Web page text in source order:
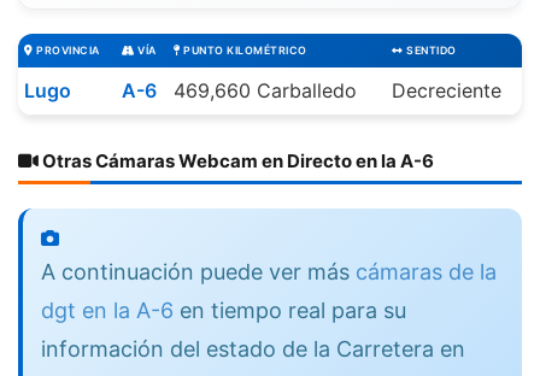
PROVINCIA VÍA PUNTO KILOMÉTRICO SENTIDO
Lugo A-6 469,660 Carballedo Decreciente
Otras Cámaras Webcam en Directo en la A-6
A continuación puede ver más cámaras de la
dgt en la A-6 en tiempo real para su
información del estado de la Carretera en